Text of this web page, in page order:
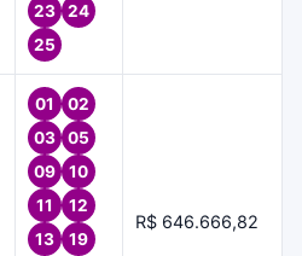
23
24
25
01
02
03
05
09
10
11
12
13
19
R$ 646.666,82